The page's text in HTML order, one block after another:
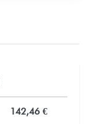
142,46 €